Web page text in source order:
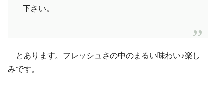
下さい。
とあります。フレッシュさの中のまるい味わい♪楽し
みです。